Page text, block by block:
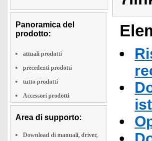
Panoramica del
prodotto:
attuali prodotti
precedenti prodotti
tutto prodotti
Accessori prodotti
Area di supporto:
Download di manuali, driver,